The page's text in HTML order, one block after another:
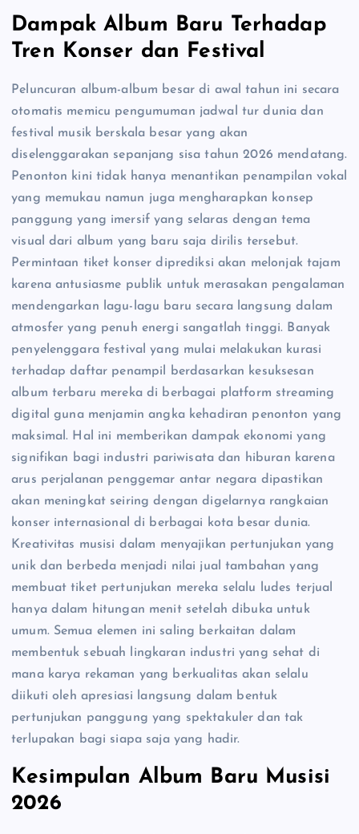
Dampak Album Baru Terhadap
Tren Konser dan Festival
Peluncuran album-album besar di awal tahun ini secara
otomatis memicu pengumuman jadwal tur dunia dan
festival musik berskala besar yang akan
diselenggarakan sepanjang sisa tahun 2026 mendatang.
Penonton kini tidak hanya menantikan penampilan vokal
yang memukau namun juga mengharapkan konsep
panggung yang imersif yang selaras dengan tema
visual dari album yang baru saja dirilis tersebut.
Permintaan tiket konser diprediksi akan melonjak tajam
karena antusiasme publik untuk merasakan pengalaman
mendengarkan lagu-lagu baru secara langsung dalam
atmosfer yang penuh energi sangatlah tinggi. Banyak
penyelenggara festival yang mulai melakukan kurasi
terhadap daftar penampil berdasarkan kesuksesan
album terbaru mereka di berbagai platform streaming
digital guna menjamin angka kehadiran penonton yang
maksimal. Hal ini memberikan dampak ekonomi yang
signifikan bagi industri pariwisata dan hiburan karena
arus perjalanan penggemar antar negara dipastikan
akan meningkat seiring dengan digelarnya rangkaian
konser internasional di berbagai kota besar dunia.
Kreativitas musisi dalam menyajikan pertunjukan yang
unik dan berbeda menjadi nilai jual tambahan yang
membuat tiket pertunjukan mereka selalu ludes terjual
hanya dalam hitungan menit setelah dibuka untuk
umum. Semua elemen ini saling berkaitan dalam
membentuk sebuah lingkaran industri yang sehat di
mana karya rekaman yang berkualitas akan selalu
diikuti oleh apresiasi langsung dalam bentuk
pertunjukan panggung yang spektakuler dan tak
terlupakan bagi siapa saja yang hadir.
Kesimpulan Album Baru Musisi
2026